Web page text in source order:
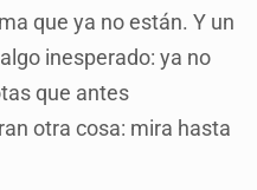
que ya no están. Y un
inesperado: ya no
que antes
otra cosa: mira hasta